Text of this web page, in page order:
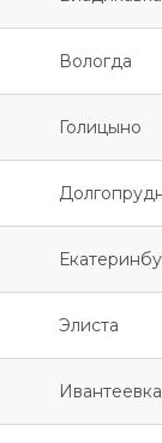
Вологда
Голицыно
Элиста
Ивантеевка